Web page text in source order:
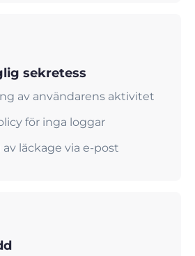
sekretess
av användarens aktivitet
för inga loggar
läckage via e-post